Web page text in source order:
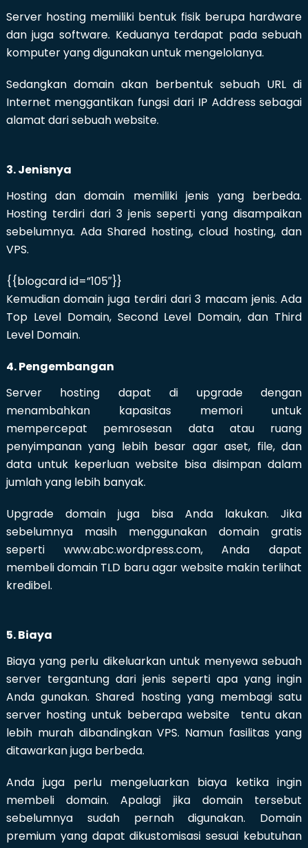
Server hosting memiliki bentuk fisik berupa hardware
dan juga software. Keduanya terdapat pada sebuah
komputer yang digunakan untuk mengelolanya.
Sedangkan domain akan berbentuk sebuah URL di
Internet menggantikan fungsi dari IP Address sebagai
alamat dari sebuah website.
3. Jenisnya
Hosting dan domain memiliki jenis yang berbeda.
Hosting terdiri dari 3 jenis seperti yang disampaikan
sebelumnya. Ada Shared hosting, cloud hosting, dan
VPS.
{{blogcard id=”105″}}
Kemudian domain juga terdiri dari 3 macam jenis. Ada
Top Level Domain, Second Level Domain, dan Third
Level Domain.
4. Pengembangan
Server hosting dapat di upgrade dengan
menambahkan kapasitas memori untuk
mempercepat pemrosesan data atau ruang
penyimpanan yang lebih besar agar aset, file, dan
data untuk keperluan website bisa disimpan dalam
jumlah yang lebih banyak.
Upgrade domain juga bisa Anda lakukan. Jika
sebelumnya masih menggunakan domain gratis
seperti www.abc.wordpress.com, Anda dapat
membeli domain TLD baru agar website makin terlihat
kredibel.
5. Biaya
Biaya yang perlu dikeluarkan untuk menyewa sebuah
server tergantung dari jenis seperti apa yang ingin
Anda gunakan. Shared hosting yang membagi satu
server hosting untuk beberapa website tentu akan
lebih murah dibandingkan VPS. Namun fasilitas yang
ditawarkan juga berbeda.
Anda juga perlu mengeluarkan biaya ketika ingin
membeli domain. Apalagi jika domain tersebut
sebelumnya sudah pernah digunakan. Domain
premium yang dapat dikustomisasi sesuai kebutuhan